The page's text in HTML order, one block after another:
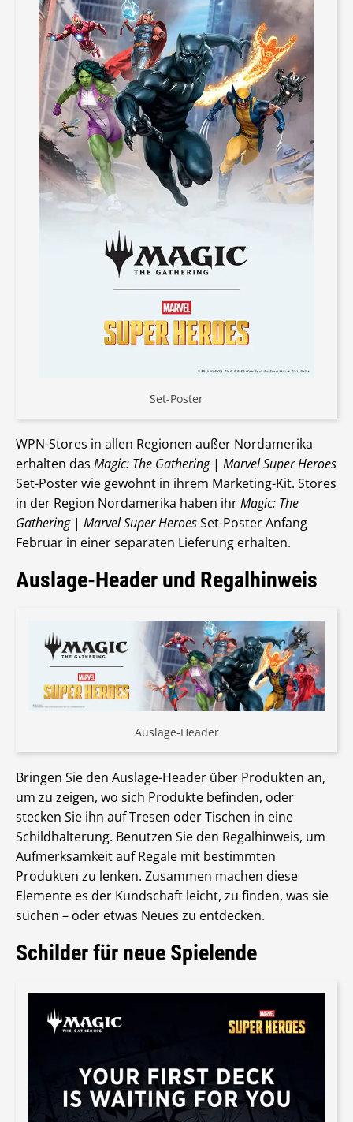
Set-Poster
WPN-Stores in allen Regionen außer Nordamerika
erhalten das Magic: The Gathering| Marvel Super Heroes
Set-Poster wie gewohnt in ihrem Marketing-Kit. Stores
in der Region Nordamerika haben ihrMagic: The
Gathering| Marvel Super HeroesSet-Poster Anfang
Februar in einer separaten Lieferung erhalten.
Auslage-Header und Regalhinweis
Auslage-Header
Bringen Sie den Auslage-Header über Produkten an,
um zu zeigen, wo sich Produkte befinden, oder
stecken Sie ihn auf Tresen oder Tischen in eine
Schildhalterung. Benutzen Sie den Regalhinweis, um
Aufmerksamkeit auf Regale mit bestimmten
Produkten zu lenken. Zusammen machen diese
Elemente es der Kundschaft leicht, zu finden, was sie
suchen – oder etwas Neues zu entdecken.
Schilder für neue Spielende